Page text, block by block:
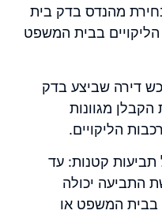
מהנדס בדק בית
בבית המשפט
שביצע בדק
מגוונות
הליקויים.
קטנות: עד
הגשת התביעה יכולה
המשפט או